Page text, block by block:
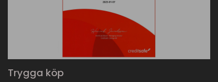
Trygga köp